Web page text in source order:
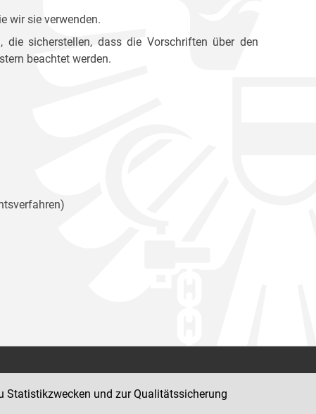
wir sie verwenden.
sicherstellen, dass die Vorschriften über den
beachtet werden.
Statistikzwecken und zur Qualitätssicherung